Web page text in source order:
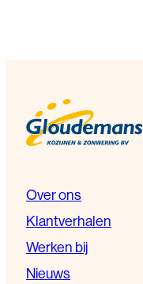
Over ons
Klantverhalen
Werken bij
Nieuws